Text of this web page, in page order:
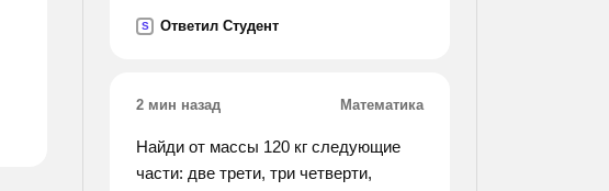
таков сколько было петухов? и
S Ответил Студент
2 мин назад Математика
Найди от массы 120 кг следующие
части: две трети, три четверти,